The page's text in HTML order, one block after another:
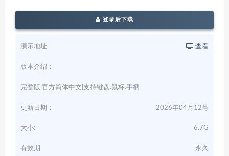
登录后下载
演示地址 查看
版本介绍：
完整版|官方简体中文|支持键盘.鼠标.手柄
更新日期： 2026年04月12号
大小: 6.7G
有效期 永久